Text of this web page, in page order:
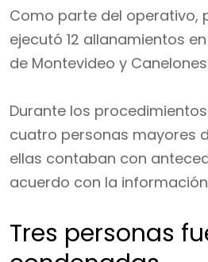
Como parte del operativo,
ejecutó 12 allanamientos
de Montevideo y
Durante los
cuatro personas mayores
ellas contaban con
acuerdo con la
Tres personas